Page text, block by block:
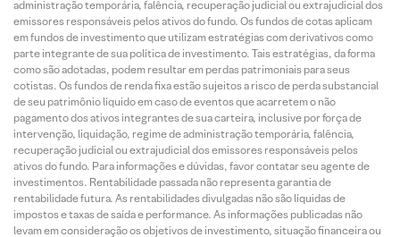
administração temporária, falência, recuperação judicial ou extrajudicial dos
emissores responsáveis pelos ativos do fundo. Os fundos de cotas aplicam
em fundos de investimento que utilizam estratégias com derivativos como
parte integrante de sua política de investimento. Tais estratégias, da forma
como são adotadas, podem resultar em perdas patrimoniais para seus
cotistas. Os fundos de renda fixa estão sujeitos a risco de perda substancial
de seu patrimônio líquido em caso de eventos que acarretem o não
pagamento dos ativos integrantes de sua carteira, inclusive por força de
intervenção, liquidação, regime de administração temporária, falência,
recuperação judicial ou extrajudicial dos emissores responsáveis pelos
ativos do fundo. Para informações e dúvidas, favor contatar seu agente de
investimentos. Rentabilidade passada não representa garantia de
rentabilidade futura. As rentabilidades divulgadas não são líquidas de
impostos e taxas de saída e performance. As informações publicadas não
levam em consideração os objetivos de investimento, situação financeira ou